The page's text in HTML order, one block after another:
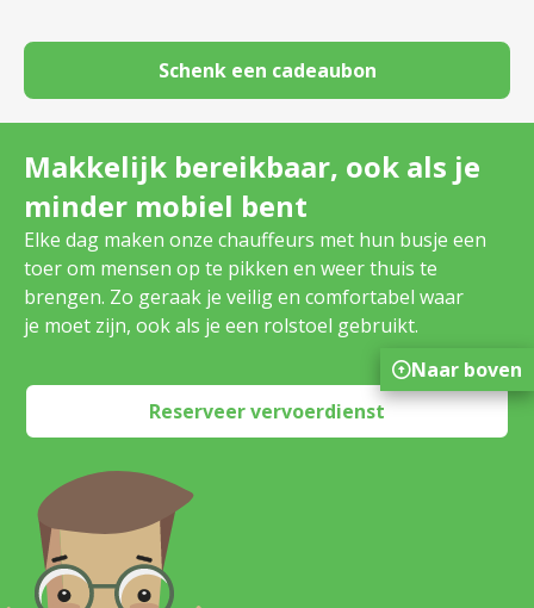
Schenk een cadeaubon
Makkelijk bereikbaar, ook als je
minder mobiel bent
Elke dag maken onze chauffeurs met hun busje een
toer om mensen op te pikken en weer thuis te
brengen. Zo geraak je veilig en comfortabel waar
je moet zijn, ook als je een rolstoel gebruikt.
Reserveer vervoerdienst
Naar boven